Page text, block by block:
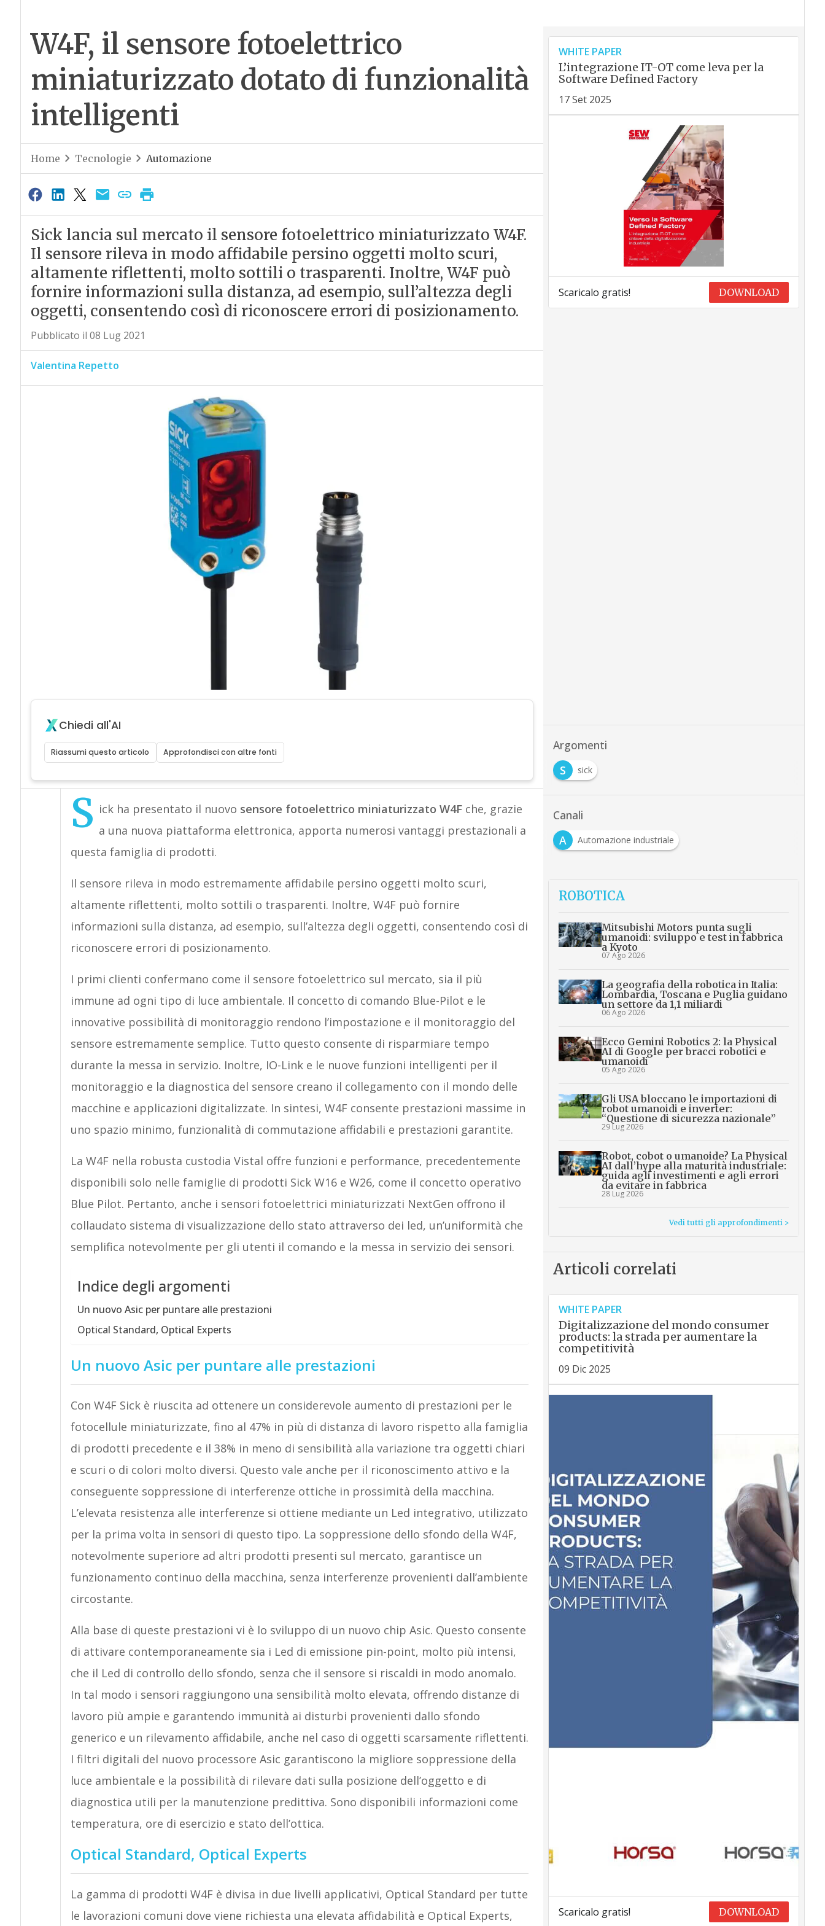
W4F, il sensore fotoelettrico
miniaturizzato dotato di funzionalità
intelligenti
Home Tecnologie Automazione
Sick lancia sul mercato il sensore fotoelettrico miniaturizzato W4F.
Il sensore rileva in modo affidabile persino oggetti molto scuri,
altamente riflettenti, molto sottili o trasparenti. Inoltre, W4F può
fornire informazioni sulla distanza, ad esempio, sull’altezza degli
oggetti, consentendo così di riconoscere errori di posizionamento.
Pubblicato il 08 Lug 2021
Valentina Repetto
Chiedi all'AI
Riassumi questo articolo Approfondisci con altre fonti
S ick ha presentato il nuovo sensore fotoelettrico miniaturizzato W4Fche, grazie
a una nuova piattaforma elettronica, apporta numerosi vantaggi prestazionali a
questa famiglia di prodotti.
Il sensore rileva in modo estremamente affidabile persino oggetti molto scuri,
altamente riflettenti, molto sottili o trasparenti. Inoltre, W4F può fornire
informazioni sulla distanza, ad esempio, sull’altezza degli oggetti, consentendo così di
riconoscere errori di posizionamento.
I primi clienti confermano come il sensore fotoelettrico sul mercato, sia il più
immune ad ogni tipo di luce ambientale. Il concetto di comando Blue-Pilot e le
innovative possibilità di monitoraggio rendono l’impostazione e il monitoraggio del
sensore estremamente semplice. Tutto questo consente di risparmiare tempo
durante la messa in servizio. Inoltre, IO-Link e le nuove funzioni intelligenti per il
monitoraggio e la diagnostica del sensore creano il collegamento con il mondo delle
macchine e applicazioni digitalizzate. In sintesi, W4F consente prestazioni massime in
uno spazio minimo, funzionalità di commutazione affidabili e prestazioni garantite.
La W4F nella robusta custodia Vistal offre funzioni e performance, precedentemente
disponibili solo nelle famiglie di prodotti Sick W16 e W26, come il concetto operativo
Blue Pilot. Pertanto, anche i sensori fotoelettrici miniaturizzati NextGen offrono il
collaudato sistema di visualizzazione dello stato attraverso dei led, un’uniformità che
semplifica notevolmente per gli utenti il comando e la messa in servizio dei sensori.
Indice degli argomenti
Un nuovo Asic per puntare alle prestazioni
Optical Standard, Optical Experts
Un nuovo Asic per puntare alle prestazioni
Con W4F Sick è riuscita ad ottenere un considerevole aumento di prestazioni per le
fotocellule miniaturizzate, fino al 47% in più di distanza di lavoro rispetto alla famiglia
di prodotti precedente e il 38% in meno di sensibilità alla variazione tra oggetti chiari
e scuri o di colori molto diversi. Questo vale anche per il riconoscimento attivo e la
conseguente soppressione di interferenze ottiche in prossimità della macchina.
L’elevata resistenza alle interferenze si ottiene mediante un Led integrativo, utilizzato
per la prima volta in sensori di questo tipo. La soppressione dello sfondo della W4F,
notevolmente superiore ad altri prodotti presenti sul mercato, garantisce un
funzionamento continuo della macchina, senza interferenze provenienti dall’ambiente
circostante.
Alla base di queste prestazioni vi è lo sviluppo di un nuovo chip Asic. Questo consente
di attivare contemporaneamente sia i Led di emissione pin-point, molto più intensi,
che il Led di controllo dello sfondo, senza che il sensore si riscaldi in modo anomalo.
In tal modo i sensori raggiungono una sensibilità molto elevata, offrendo distanze di
lavoro più ampie e garantendo immunità ai disturbi provenienti dallo sfondo
generico e un rilevamento affidabile, anche nel caso di oggetti scarsamente riflettenti.
I filtri digitali del nuovo processore Asic garantiscono la migliore soppressione della
luce ambientale e la possibilità di rilevare dati sulla posizione dell’oggetto e di
diagnostica utili per la manutenzione predittiva. Sono disponibili informazioni come
temperatura, ore di esercizio e stato dell’ottica.
Optical Standard, Optical Experts
La gamma di prodotti W4F è divisa in due livelli applicativi, Optical Standard per tutte
le lavorazioni comuni dove viene richiesta una elevata affidabilità e Optical Experts,
WHITE PAPER
L’integrazione IT-OT come leva per la
Software Defined Factory
17 Set 2025
Scaricalo gratis! DOWNLOAD
Argomenti
S
sick
Canali
A
Automazione industriale
ROBOTICA
Mitsubishi Motors punta sugli
umanoidi: sviluppo e test in fabbrica
a Kyoto
07 Ago 2026
La geografia della robotica in Italia:
Lombardia, Toscana e Puglia guidano
un settore da 1,1 miliardi
06 Ago 2026
Ecco Gemini Robotics 2: la Physical
AI di Google per bracci robotici e
umanoidi
05 Ago 2026
Gli USA bloccano le importazioni di
robot umanoidi e inverter:
“Questione di sicurezza nazionale”
29 Lug 2026
Robot, cobot o umanoide? La Physical
AI dall’hype alla maturità industriale:
guida agli investimenti e agli errori
da evitare in fabbrica
28 Lug 2026
Vedi tutti gli approfondimenti >
Articoli correlati
WHITE PAPER
Digitalizzazione del mondo consumer
products: la strada per aumentare la
competitività
09 Dic 2025
Scaricalo gratis! DOWNLOAD